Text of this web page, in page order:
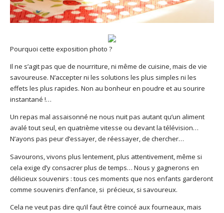
Pourquoi cette exposition photo ?
Il ne s’agit pas que de nourriture, ni même de cuisine, mais de vie
savoureuse. N’accepter ni les solutions les plus simples ni les
effets les plus rapides. Non au bonheur en poudre et au sourire
instantané !…
Un repas mal assaisonné ne nous nuit pas autant qu’un aliment
avalé tout seul, en quatrième vitesse ou devant la télévision…
N’ayons pas peur d’essayer, de réessayer, de chercher…
Savourons, vivons plus lentement, plus attentivement, même si
cela exige d’y consacrer plus de temps… Nous y gagnerons en
délicieux souvenirs : tous ces moments que nos enfants garderont
comme souvenirs d’enfance, si précieux, si savoureux.
Cela ne veut pas dire qu’il faut être coincé aux fourneaux, mais